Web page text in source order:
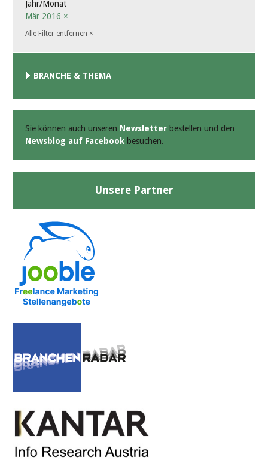
Jahr/Monat
Mär 2016 ×
Alle Filter entfernen ×
BRANCHE & THEMA
Sie können auch unseren Newsletter bestellen und den
Newsblog auf Facebook besuchen.
Unsere Partner